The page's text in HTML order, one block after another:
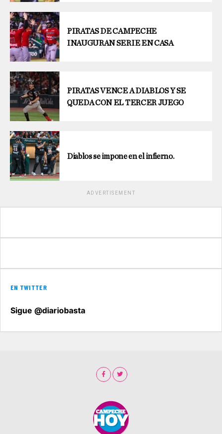
PIRATAS DE CAMPECHE
INAUGURAN SERIE EN CASA
PIRATAS VENCE A DIABLOS Y SE
QUEDA CON EL TERCER JUEGO
Diablos se impone en el infierno.
ADVERTISEMENT
EN TWITTER
Sigue @diariobasta